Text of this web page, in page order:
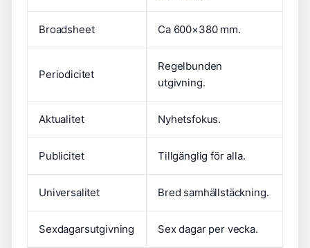
Broadsheet Ca 600×380 mm.
Periodicitet
Regelbunden
utgivning.
Aktualitet Nyhetsfokus.
Publicitet Tillgänglig för alla.
Universalitet Bred samhällstäckning.
Sexdagarsutgivning Sex dagar per vecka.